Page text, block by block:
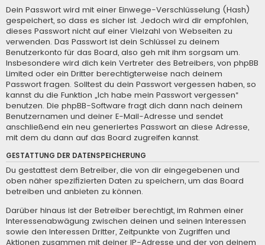
Dein Passwort wird mit einer Einwege-Verschlüsselung (Hash)
gespeichert, so dass es sicher ist. Jedoch wird dir empfohlen,
dieses Passwort nicht auf einer Vielzahl von Webseiten zu
verwenden. Das Passwort ist dein Schlüssel zu deinem
Benutzerkonto für das Board, also geh mit ihm sorgsam um.
Insbesondere wird dich kein Vertreter des Betreibers, von phpBB
Limited oder ein Dritter berechtigterweise nach deinem
Passwort fragen. Solltest du dein Passwort vergessen haben, so
kannst du die Funktion „Ich habe mein Passwort vergessen“
benutzen. Die phpBB-Software fragt dich dann nach deinem
Benutzernamen und deiner E-Mail-Adresse und sendet
anschließend ein neu generiertes Passwort an diese Adresse,
mit dem du dann auf das Board zugreifen kannst.
GESTATTUNG DER DATENSPEICHERUNG
Du gestattest dem Betreiber, die von dir eingegebenen und
oben näher spezifizierten Daten zu speichern, um das Board
betreiben und anbieten zu können.
Darüber hinaus ist der Betreiber berechtigt, im Rahmen einer
Interessenabwägung zwischen deinen und seinen Interessen
sowie den Interessen Dritter, Zeitpunkte von Zugriffen und
Aktionen zusammen mit deiner IP-Adresse und der von deinem